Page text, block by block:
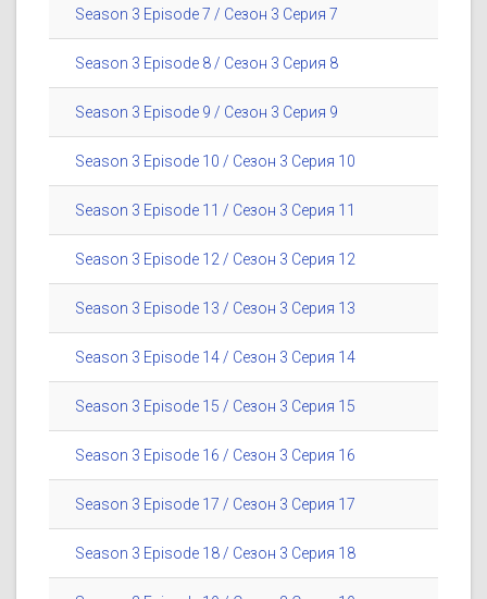
Season 3 Episode 7 / Сезон 3 Серия 7
Season 3 Episode 8 / Сезон 3 Серия 8
Season 3 Episode 9 / Сезон 3 Серия 9
Season 3 Episode 10 / Сезон 3 Серия 10
Season 3 Episode 11 / Сезон 3 Серия 11
Season 3 Episode 12 / Сезон 3 Серия 12
Season 3 Episode 13 / Сезон 3 Серия 13
Season 3 Episode 14 / Сезон 3 Серия 14
Season 3 Episode 15 / Сезон 3 Серия 15
Season 3 Episode 16 / Сезон 3 Серия 16
Season 3 Episode 17 / Сезон 3 Серия 17
Season 3 Episode 18 / Сезон 3 Серия 18